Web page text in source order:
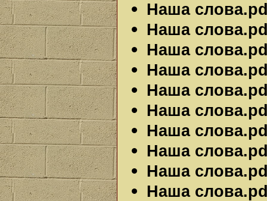
Наша
Наша
Наша
Наша
Наша
Наша
Наша
Наша
Наша
Наша